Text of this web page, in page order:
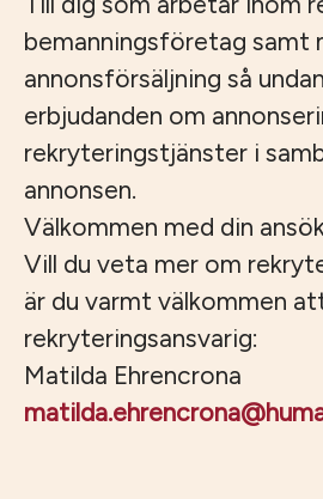
bemanningsföretag samt
annonsförsäljning så
erbjudanden om
rekryteringstjänster i
annonsen.
Välkommen med din
Vill du veta mer om
är du varmt välkommen
rekryteringsansvarig:
Matilda Ehrencrona